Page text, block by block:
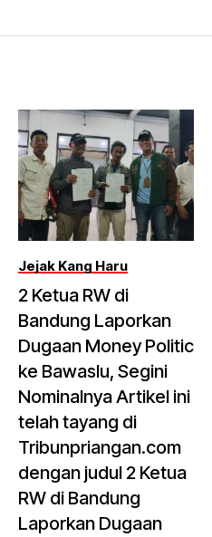
Jejak Kang Haru
2 Ketua RW di
Bandung Laporkan
Dugaan Money Politic
ke Bawaslu, Segini
Nominalnya Artikel ini
telah tayang di
Tribunpriangan.com
dengan judul 2 Ketua
RW di Bandung
Laporkan Dugaan